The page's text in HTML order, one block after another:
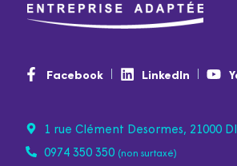
Facebook LinkedIn
1 rue Clément Desormes, 21000
0974 350 350 (non surtaxé)